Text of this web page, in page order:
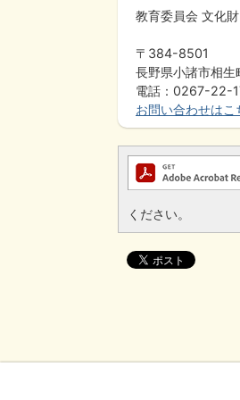
教育委員会 文化
〒384-8501
長野県小諸市相
電話：0267-22-
お問い合わせはこ
ください。